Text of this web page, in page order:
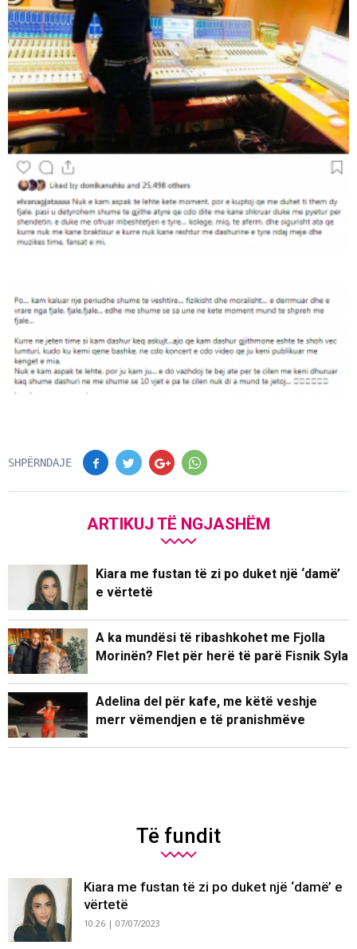
SHPËRNDAJE
ARTIKUJ TË NGJASHËM
Kiara me fustan të zi po duket një ‘damë’
e vërtetë
A ka mundësi të ribashkohet me Fjolla
Morinën? Flet për herë të parë Fisnik Syla
Adelina del për kafe, me këtë veshje
merr vëmendjen e të pranishmëve
Të fundit
Kiara me fustan të zi po duket një ‘damë’ e
vërtetë
10:26 | 07/07/2023